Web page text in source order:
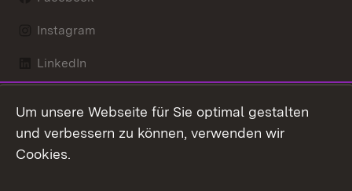
Instagram
LinkedIn
X / Twitter
Youtube
Um unsere Webseite für Sie optimal gestalten
und verbessern zu können, verwenden wir
Cookies.